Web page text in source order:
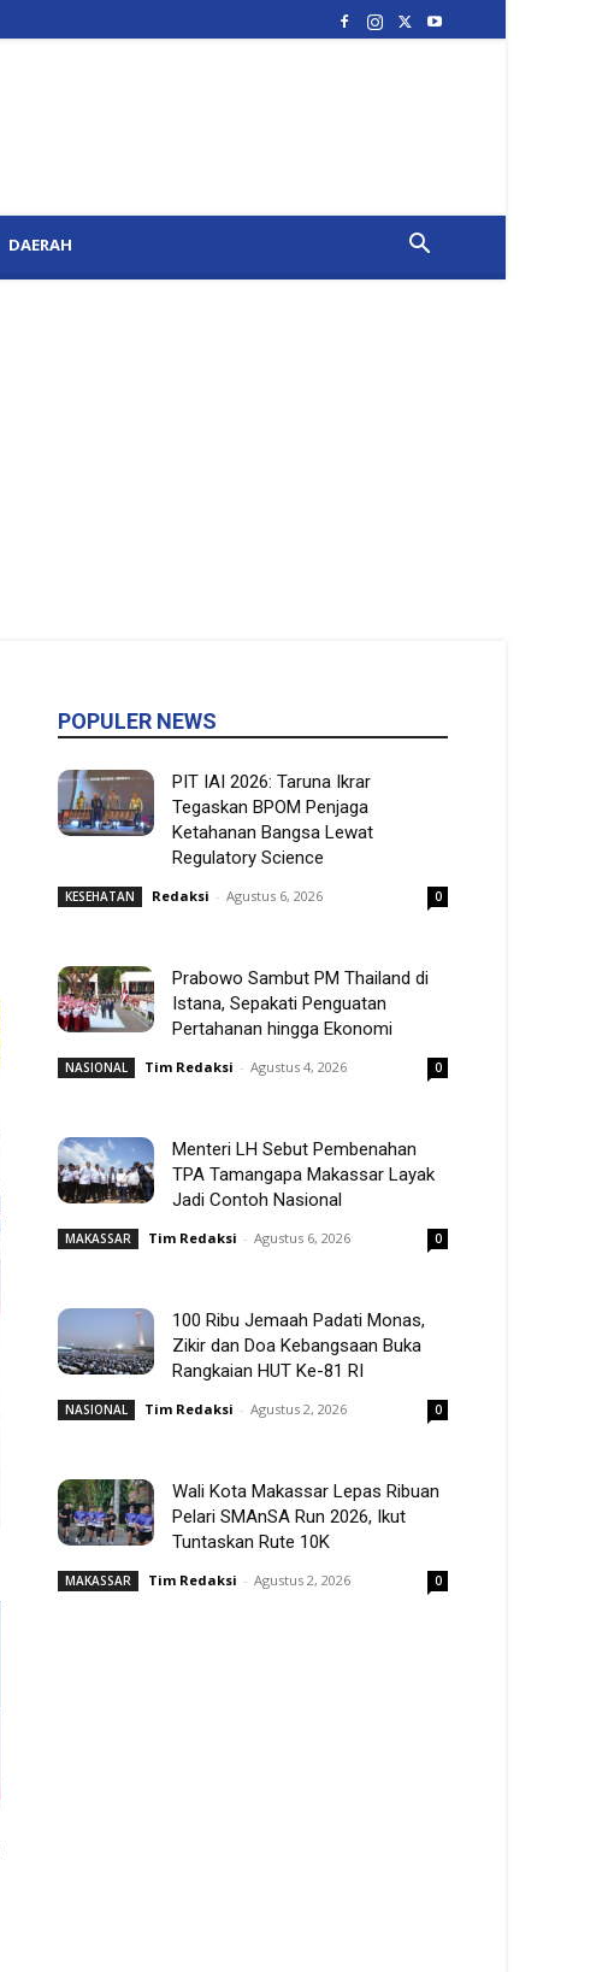
DAERAH
POPULER NEWS
PIT IAI 2026: Taruna Ikrar
Tegaskan BPOM Penjaga
Ketahanan Bangsa Lewat
Regulatory Science
KESEHATAN Redaksi - Agustus 6, 2026 0
Prabowo Sambut PM Thailand di
Istana, Sepakati Penguatan
Pertahanan hingga Ekonomi
NASIONAL Tim Redaksi - Agustus 4, 2026 0
Menteri LH Sebut Pembenahan
TPA Tamangapa Makassar Layak
Jadi Contoh Nasional
MAKASSAR Tim Redaksi - Agustus 6, 2026 0
100 Ribu Jemaah Padati Monas,
Zikir dan Doa Kebangsaan Buka
Rangkaian HUT Ke-81 RI
NASIONAL Tim Redaksi - Agustus 2, 2026 0
Wali Kota Makassar Lepas Ribuan
Pelari SMAnSA Run 2026, Ikut
Tuntaskan Rute 10K
MAKASSAR Tim Redaksi - Agustus 2, 2026 0